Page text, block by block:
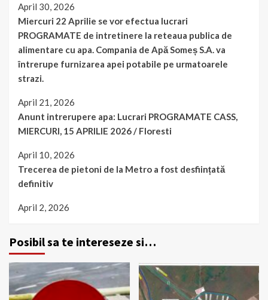
April 30, 2026
Miercuri 22 Aprilie se vor efectua lucrari
PROGRAMATE de intretinere la reteaua publica de
alimentare cu apa. Compania de Apă Someș S.A. va
întrerupe furnizarea apei potabile pe urmatoarele
strazi.
April 21, 2026
Anunt intrerupere apa: Lucrari PROGRAMATE CASS,
MIERCURI, 15 APRILIE 2026 / Floresti
April 10, 2026
Trecerea de pietoni de la Metro a fost desființată
definitiv
April 2, 2026
Posibil sa te intereseze si…